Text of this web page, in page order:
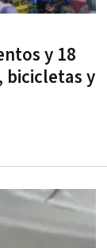
y 18
bicicletas y